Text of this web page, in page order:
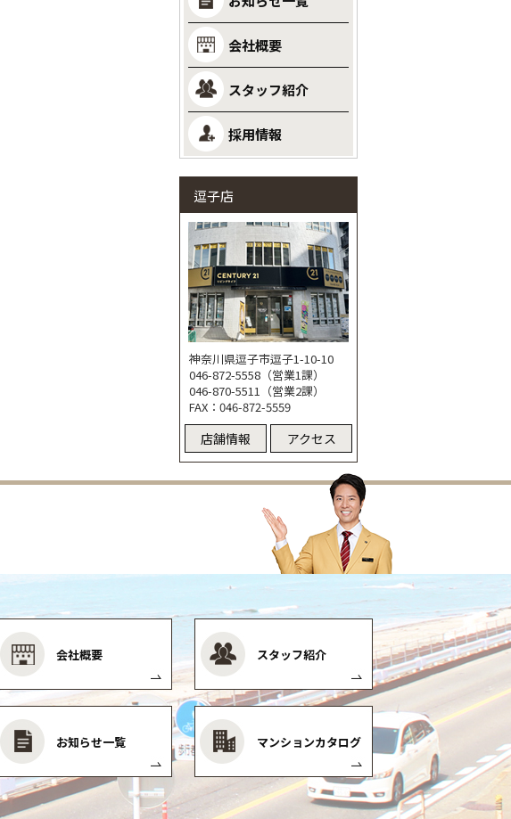
会社概要
スタッフ紹介
採用情報
逗子店
神奈川県逗子市逗子1-10-10
046-872-5558（営業1課）
046-870-5511（営業2課）
FAX：046-872-5559
店舗情報 アクセス
会社概要 スタッフ紹介
お知らせ一覧 マンションカタログ